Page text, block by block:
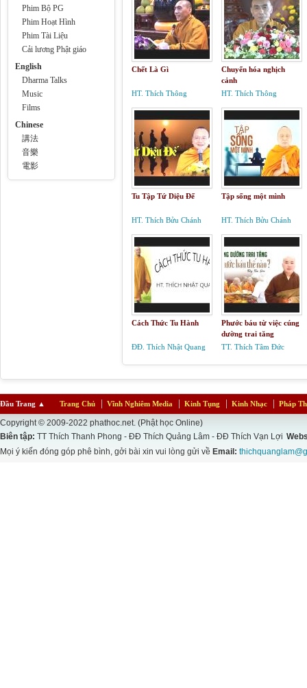
Phim Bộ PG
Phim Hoạt Hình
Phim Tài Liệu
Cải lương Phật giáo
English
Dharma Talks
Music
Films
Chinese
講法
音樂
電影
Chết Là Gì
HT. Thích Thông
Chuyển hóa nghịch
cảnh
HT. Thích Thông
Tu Tập Tứ Diệu Đế
HT. Thích Bửu Chánh
Tập sống một mình
HT. Thích Bửu Chánh
Cách Thức Tu Hành
ĐĐ. Thích Nhật Quang
Phước báu từ việc cúng
dường trai tăng
TT. Thích Tâm Đức
Đầu Trang ▲ Trang Chủ Vĩnh Nghiêm Media Kinh Tụng Kinh Nhạc Pháp
Copyright © 2009-2022 phathoc.net. (Phật học Online)
Biên tập: TT Thích Thanh Phong - ĐĐ Thích Quảng Lâm - ĐĐ Thích Vạn Lợi
Mọi ý kiến đóng góp phê bình, gởi bài xin vui lòng gửi về Email: